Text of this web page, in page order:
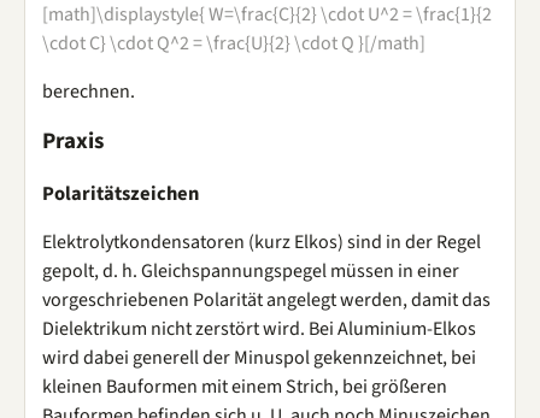
[math]\displaystyle{ W=\frac{C}{2} \cdot U^2 = \frac{1}{2
\cdot C} \cdot Q^2 = \frac{U}{2} \cdot Q }[/math]
berechnen.
Praxis
Polaritätszeichen
Elektrolytkondensatoren (kurz Elkos) sind in der Regel
gepolt, d. h. Gleichspannungspegel müssen in einer
vorgeschriebenen Polarität angelegt werden, damit das
Dielektrikum nicht zerstört wird. Bei Aluminium-Elkos
wird dabei generell der Minuspol gekennzeichnet, bei
kleinen Bauformen mit einem Strich, bei größeren